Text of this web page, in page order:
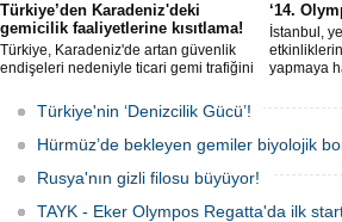
Türkiye’den Karadeniz'deki
gemicilik faaliyetlerine kısıtlama!
Türkiye, Karadeniz'de artan güvenlik
endişeleri nedeniyle ticari gemi trafiğini
bölgedeki gıda güvenliğini tehdit ediyor.
‘14.
İstanbul,
yapmaya
TAYK -
Ağustos'ta
kadar
Türkiye'nin ‘Denizcilik Gücü’!
Hürmüz’de bekleyen gemiler biyolojik
Rusya'nın gizli filosu büyüyor!
TAYK - Eker Olympos Regatta'da ilk